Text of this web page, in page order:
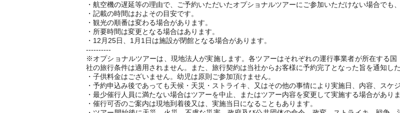
・航空機の遅延等の理由で、ご予約いただいたオプショナルツアーにご参加いただけない場合でも
・記載の時間はおよその目安です。
・観光の順番は変わる場合があります。
・所要時間は変更となる場合はあります。
・12月25日、1月1日は施設が閉館となる場合があります。
----------
※オプショナルツアーは、現地法人が実施します。各ツアーはそれぞれの運行事業者が所在する
社の旅行条件は適用されません。また、旅行契約は当社からお客様に予約完了となった旨を通知し
・子供料金はございません。幼児は原則ご参加頂けません。
・予約申込み後であっても天候・天災・ストライキ、又はその他の事情により実施日、内容、スケ
・最少催行人員に満たない場合はツアーを中止、またはツアー内容を変更して実施する場合がありま
・催行可否のご案内は現地到着後又は、実施当日になることもあります。